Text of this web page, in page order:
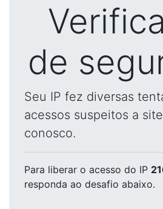
de
Seu IP fez diversas
acessos suspeitos a
conosco.
Para liberar o acesso do IP
responda ao desafio abaixo.